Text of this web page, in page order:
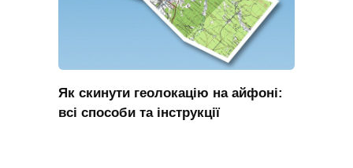
Як скинути геолокацію на айфоні:
всі способи та інструкції